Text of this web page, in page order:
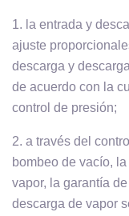
1. la entrada y
ajuste
descarga y
de acuerdo con la
control de presión;
2. a través del
bombeo de vacío,
vapor, la garantía
descarga de vapor